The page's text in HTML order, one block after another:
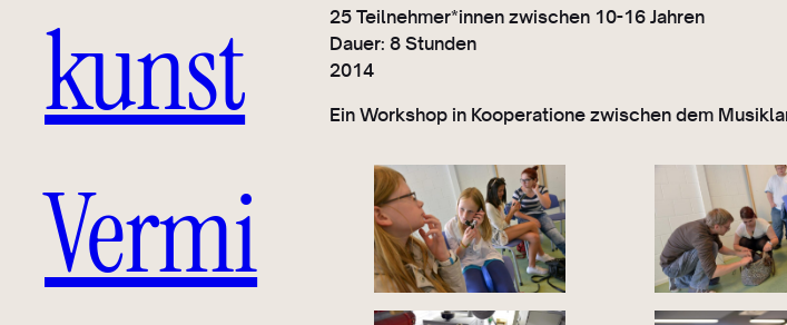
kunst
Vermi
25 Teilnehmer*innen zwischen 10-16 Jahren
Dauer: 8 Stunden
2014
Ein Workshop in Kooperatione zwischen dem